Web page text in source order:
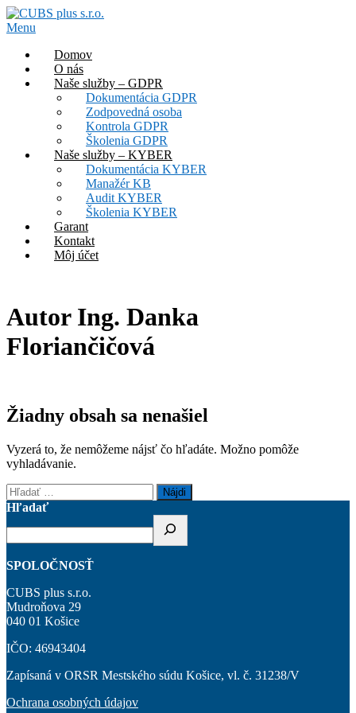
Prejsť
na
Menu
Domov
O nás
Naše služby – GDPR
Dokumentácia GDPR
Zodpovedná osoba
Kontrola GDPR
Školenia GDPR
Naše služby – KYBER
Dokumentácia KYBER
Manažér KB
Audit KYBER
Školenia KYBER
Garant
Kontakt
Môj účet
Autor Ing. Danka
Floriančičová
Žiadny obsah sa nenašiel
Vyzerá to, že nemôžeme nájsť čo hľadáte. Možno pomôže
vyhladávanie.
Hľadať:
Hľadať
SPOLOČNOSŤ
CUBS plus s.r.o.
Mudroňova 29
040 01 Košice
IČO: 46943404
Zapísaná v ORSR Mestského súdu Košice, vl. č. 31238/V
Ochrana osobných údajov